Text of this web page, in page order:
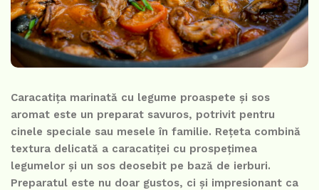
Caracatița marinată cu legume proaspete și sos
aromat este un preparat savuros, potrivit pentru
cinele speciale sau mesele în familie. Rețeta combină
textura delicată a caracatiței cu prospețimea
legumelor și un sos deosebit pe bază de ierburi.
Preparatul este nu doar gustos, ci și impresionant ca